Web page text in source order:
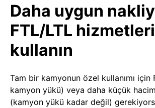
Daha uygun
FTL/LTL
kullanın
Tam bir kamyonun özel kullanımı için
kamyon yükü) veya daha küçük
(kamyon yükü kadar değil)